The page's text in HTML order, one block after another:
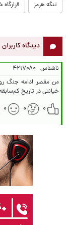
تنگه هرمز قرارگاه
دیدگاه کاربران
ناشناس ۴۲۱۷۰۸۰
من مقصر ادامه جنگ
خیانتی در تاریخ
۰
۰ ۰